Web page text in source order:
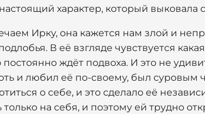
характер, который
Ирку, она кажется нам злой и
В её взгляде чувствуется
ждёт подвоха. И это не
и любил её по-своему, был
о себе, и это сделало её
на себя, и поэтому ей трудно